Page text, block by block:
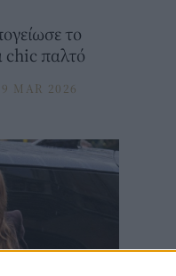
το
chic παλτό
MAR 2026